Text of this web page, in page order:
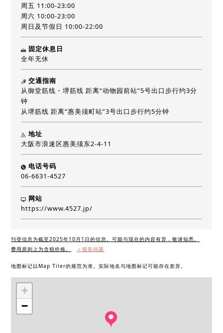
周五 11:00-23:00
周六 10:00-23:00
周日及节假日 10:00-22:00
固定休息日
全年无休
交通指南
从御堂筋线・堺筋线 距离“动物园前站”5号出口步行约3分
钟
从堺筋线 距离“惠美须町站”3号出口步行约5分钟
地址
大阪市浪速区惠美须东2-4-11
电话号码
06-6631-4527
网站
https://www.4527.jp/
刊登信息为截至2025年10月1日的信息。可能与现在的内容有异，敬请知悉。
费用原则上为含税价格。
＞报告问题
地图标记以Map Tiler的规范为准。实际地名与地图标记可能存在差异。
+
−